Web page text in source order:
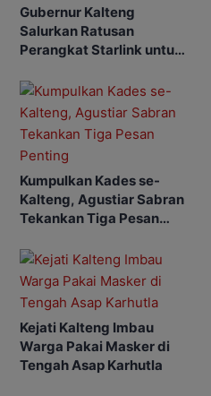
Gubernur Kalteng
Salurkan Ratusan
Perangkat Starlink untuk
Kumpulkan Kades se-
Kalteng, Agustiar Sabran
Tekankan Tiga Pesan
Kejati Kalteng Imbau
Warga Pakai Masker di
Tengah Asap Karhutla